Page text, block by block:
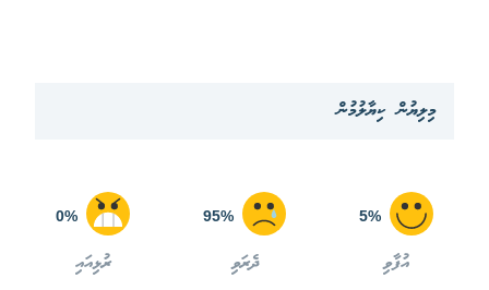
މިލިޔުން ކިޔާލުމުން
5%
އުފާވި
95%
ދެރަވި
0%
ރުޅިއައި